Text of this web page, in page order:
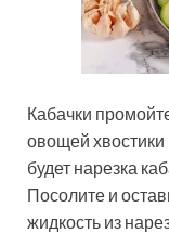
Кабачки
овощей
будет нарезка
Посолите и
жидкость из